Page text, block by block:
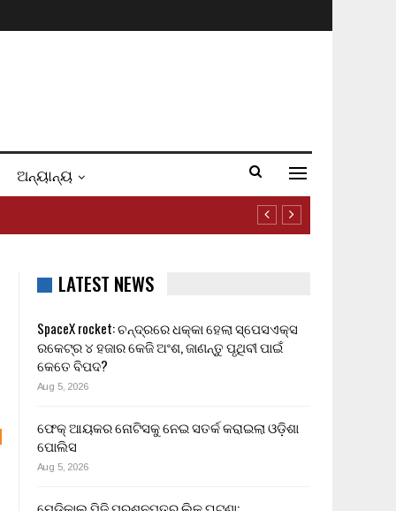
ଅନ୍ୟାନ୍ୟ
LATEST NEWS
SpaceX rocket: ଚନ୍ଦ୍ରରେ ଧକ୍କା ହେଲା ସ୍ପେସଏକ୍ସ
ରକେଟ୍‌ର ୪ ହଜାର କେଜି ଅଂଶ, ଜାଣନ୍ତୁ ପୃଥିବୀ ପାଇଁ
କେତେ ବିପଦ?
Aug 5, 2026
ଫେକ୍ ଆୟକର ନୋଟିସକୁ ନେଇ ସତର୍କ କରାଇଲା ଓଡ଼ିଶା
ପୋଲିସ
Aug 5, 2026